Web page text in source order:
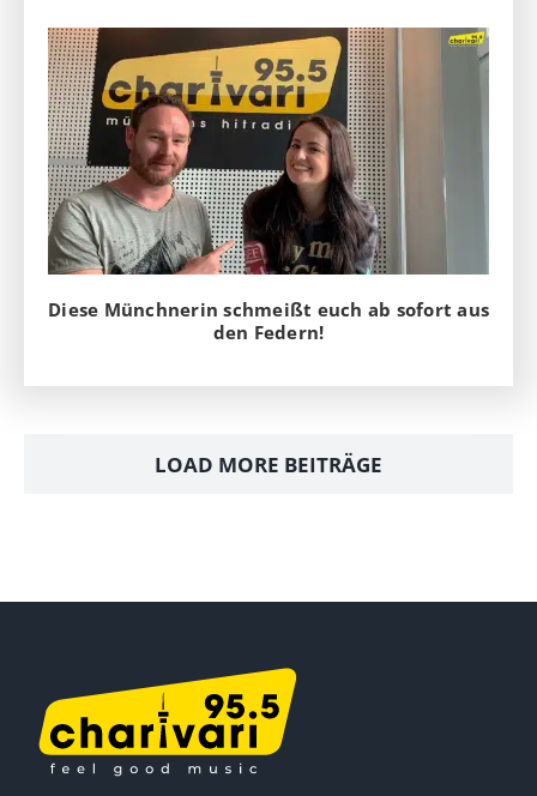
Diese Münchnerin schmeißt euch ab sofort aus
den Federn!
LOAD MORE BEITRÄGE